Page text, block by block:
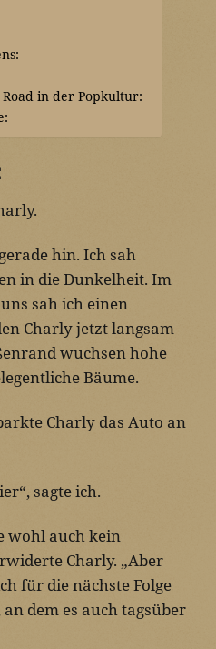
Road in der Popkultur:
hin. Ich sah
in die Dunkelheit. Im
sah ich einen
Charly jetzt langsam
wuchsen hohe
Bäume.
Charly das Auto an
sagte ich.
wohl auch kein
Charly. „Aber
für die nächste Folge
dem es auch tagsüber